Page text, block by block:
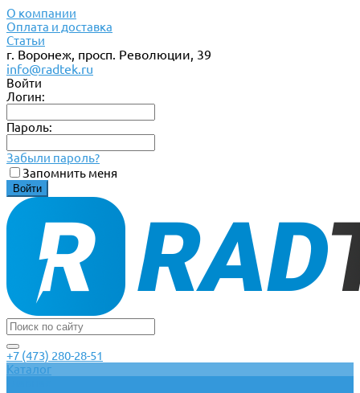
О компании
Оплата и доставка
Статьи
г. Воронеж, просп. Революции, 39
info@radtek.ru
Войти
Логин:
Пароль:
Забыли пароль?
Запомнить меня
+7 (473) 280-28-51
Каталог